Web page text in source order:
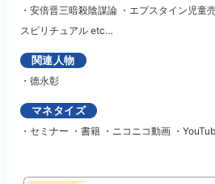
・安倍晋三暗殺陰謀論 ・エプスタイン児童
スピリチュアル etc…
関連人物
・德永彰
マネタイズ
・セミナー ・書籍 ・ニコニコ動画 ・